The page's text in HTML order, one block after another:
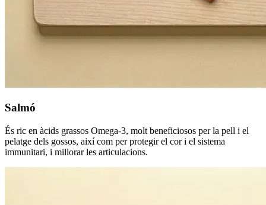
Salmó
És ric en àcids grassos Omega-3, molt beneficiosos per la pell i el
pelatge dels gossos, així com per protegir el cor i el sistema
immunitari, i millorar les articulacions.